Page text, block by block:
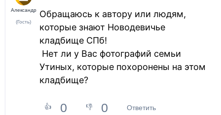
Александр
(Гость)
Обращаюсь к автору или людям,
которые знают Новодевичье
кладбище СПб!
Нет ли у Вас фотографий семьи
Утиных, которые похоронены на этом
кладбище?
👍 0 👎 0 Ответить